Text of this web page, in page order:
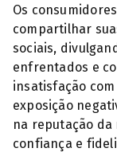
Os
compartilhar
sociais,
enfrentados e
insatisfação
exposição
na reputação da
confiança e